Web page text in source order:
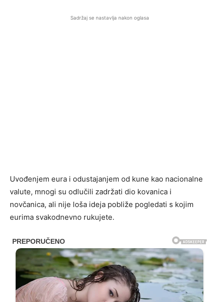
Sadržaj se nastavlja nakon oglasa
Uvođenjem eura i odustajanjem od kune kao nacionalne
valute, mnogi su odlučili zadržati dio kovanica i
novčanica, ali nije loša ideja pobliže pogledati s kojim
eurima svakodnevno rukujete.